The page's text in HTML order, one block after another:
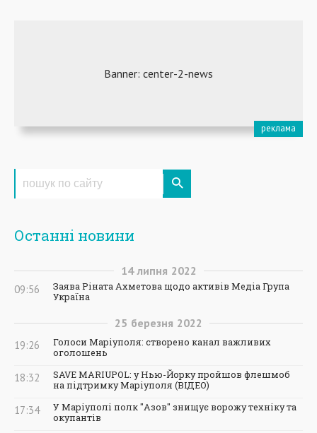
Останні новини
14 липня 2022
09:56
Заява Ріната Ахметова щодо активів Медіа Група
Україна
25 березня 2022
19:26
Голоси Маріуполя: створено канал важливих
оголошень
18:32
SAVE MARIUPOL: у Нью-Йорку пройшов флешмоб
на підтримку Маріуполя (ВІДЕО)
17:34
У Маріуполі полк "Азов" знищує ворожу техніку та
окупантів